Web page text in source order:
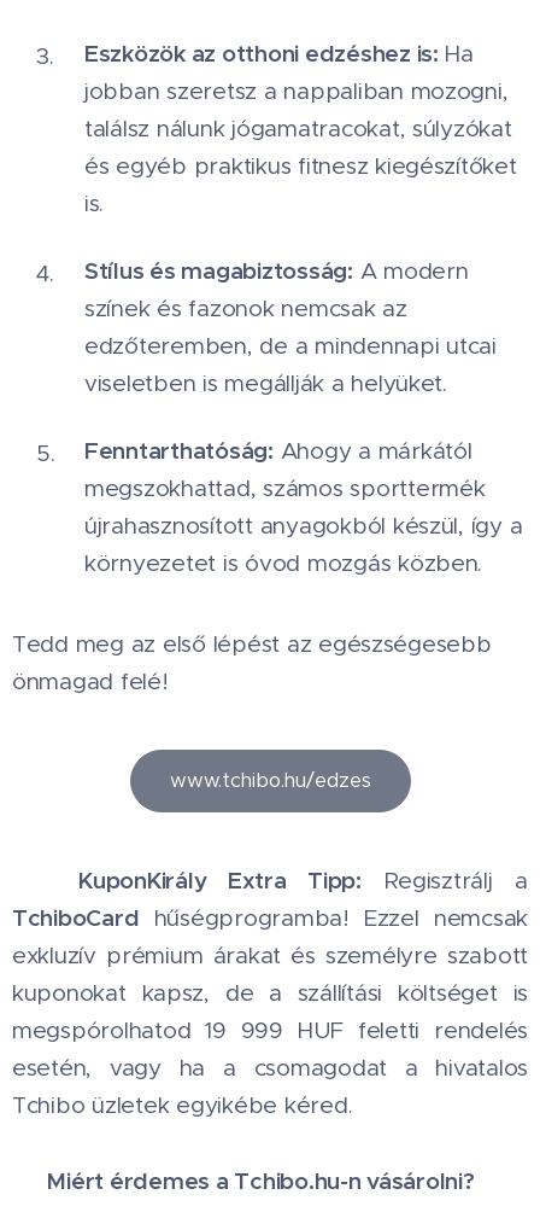
Eszközök az otthoni edzéshez is: Ha
jobban szeretsz a nappaliban mozogni,
találsz nálunk jógamatracokat, súlyzókat
és egyéb praktikus fitnesz kiegészítőket
is.
Stílus és magabiztosság: A modern
színek és fazonok nemcsak az
edzőteremben, de a mindennapi utcai
viseletben is megállják a helyüket.
Fenntarthatóság: Ahogy a márkától
megszokhattad, számos sporttermék
újrahasznosított anyagokból készül, így a
környezetet is óvod mozgás közben.
Tedd meg az első lépést az egészségesebb
önmagad felé!
www.tchibo.hu/edzes
KuponKirály Extra Tipp: Regisztrálj a
TchiboCard hűségprogramba! Ezzel nemcsak
exkluzív prémium árakat és személyre szabott
kuponokat kapsz, de a szállítási költséget is
megspórolhatod 19 999 HUF feletti rendelés
esetén, vagy ha a csomagodat a hivatalos
Tchibo üzletek egyikébe kéred.
🚀 Miért érdemes a Tchibo.hu-n vásárolni?